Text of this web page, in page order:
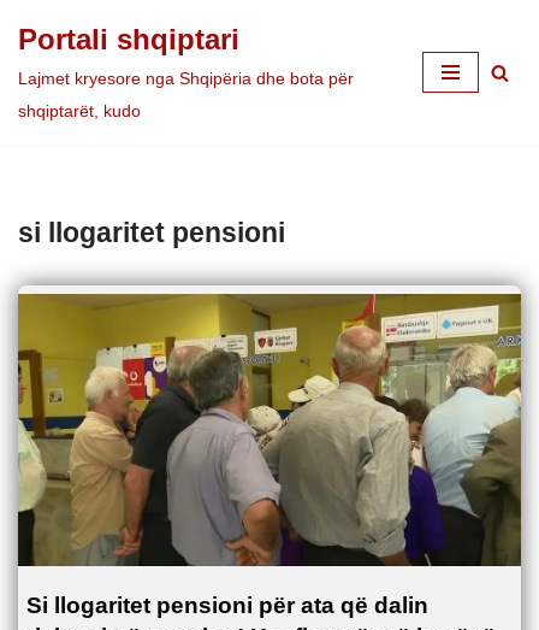
Skip
to
Portali shqiptari
Lajmet kryesore nga Shqipëria dhe bota për
shqiptarët, kudo
si llogaritet pensioni
Si llogaritet pensioni për ata që dalin